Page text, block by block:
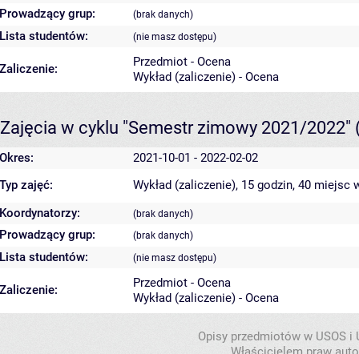
Prowadzący grup: (brak danych)
Lista studentów: (nie masz dostępu)
Zaliczenie:
Przedmiot - Ocena
Wykład (zaliczenie) - Ocena
Zajęcia w cyklu "Semestr zimowy 2021/2022"
Okres:
2021-10-01 - 2022-02-02
Typ zajęć:
Wykład (zaliczenie), 15 godzin, 40 miejsc
Koordynatorzy:
(brak danych)
Prowadzący grup: (brak danych)
Lista studentów: (nie masz dostępu)
Zaliczenie:
Przedmiot - Ocena
Wykład (zaliczenie) - Ocena
Opisy przedmiotów w USOS